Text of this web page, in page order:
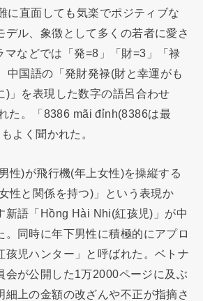
に直面しても気楽でポジティブな
デル、象徴として多くの若者に愛さ
マなどでは「発=8」「財=3」「禄
中国語の「発財発禄(財と幸運がも
)」を表現した数字の語呂合わせ
た。「8386 mãi đỉnh(8386は最
よく聞かれた。
性)が飛行機(年上女性)を操縦する
性と関係を持つ)」という表現か
新語「Hồng Hài Nhi(紅孩児)」が中
。同時に年下男性に積極的にアプロ
孩児ハンター」と呼ばれた。ベトナ
会が公開した1万2000ページに及ぶ
細上の金額の改ざんや不正が指摘さ